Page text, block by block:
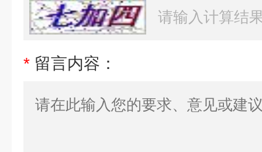
* 留言内容：